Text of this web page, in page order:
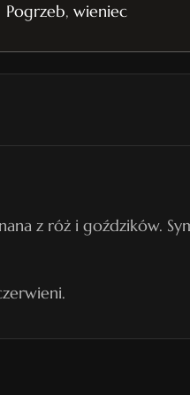
i
r
Pogrzeb, wieniec
z róż i goździków.